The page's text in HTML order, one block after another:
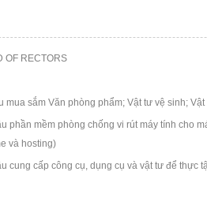
OF RECTORS
mua sắm Văn phòng phẩm; Vật tư vệ sinh;
phần mềm phòng chống vi rút máy tính cho
và hosting)
cung cấp công cụ, dụng cụ và vật tư để thực